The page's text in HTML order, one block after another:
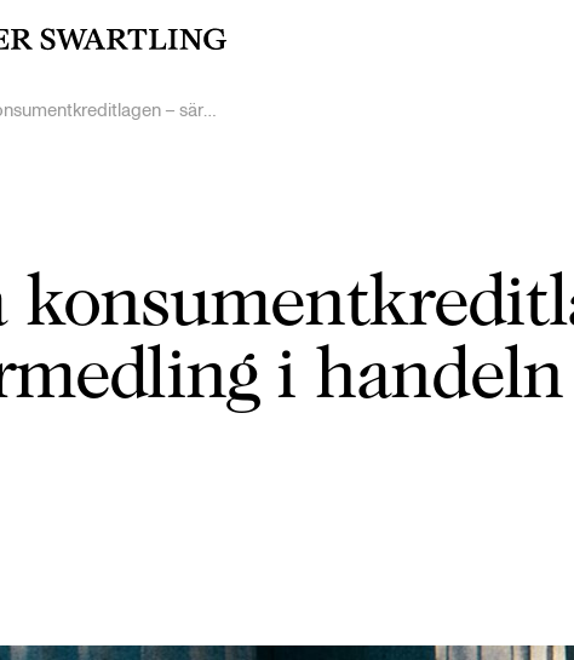
Den nya konsumentkreditlagen – särskilt om kreditförmedling i handeln
i handeln